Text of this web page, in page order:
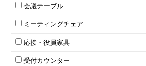
両開きキャビネット
上下連結キャビネット
軽量ラック（スチールラック）
収納家具その他
2人用ロッカー
3人用ロッカー
5人用ロッカー
8人用ロッカー
会議テーブル
ミーティングテーブル
スタッキングテーブル
ネスティングテーブル
カウンターテーブル
ミーティングチェア
キャスター付きミーティングチェア
スタッキングミーティングチェア
テーブル付きミーティングチェア
応接・役員家具
応接セット
受付カウンター